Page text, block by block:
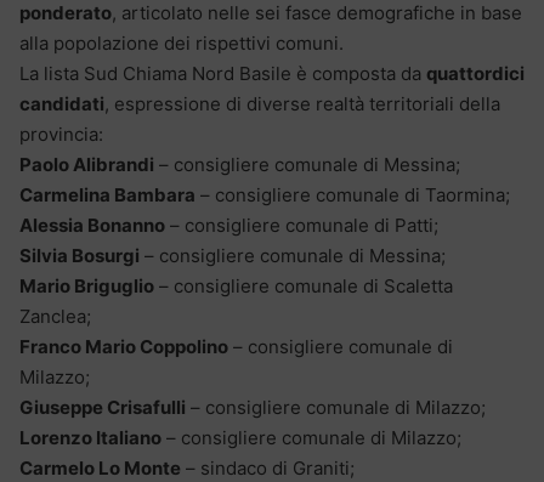
ponderato, articolato nelle sei fasce demografiche in base
alla popolazione dei rispettivi comuni.
La lista Sud Chiama Nord Basile è composta da quattordici
candidati, espressione di diverse realtà territoriali della
provincia:
Paolo Alibrandi – consigliere comunale di Messina;
Carmelina Bambara – consigliere comunale di Taormina;
Alessia Bonanno – consigliere comunale di Patti;
Silvia Bosurgi – consigliere comunale di Messina;
Mario Briguglio – consigliere comunale di Scaletta
Zanclea;
Franco Mario Coppolino – consigliere comunale di
Milazzo;
Giuseppe Crisafulli – consigliere comunale di Milazzo;
Lorenzo Italiano – consigliere comunale di Milazzo;
Carmelo Lo Monte – sindaco di Graniti;